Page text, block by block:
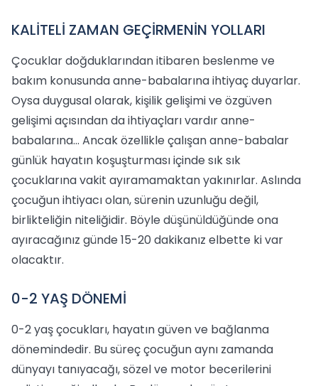
KALİTELİ ZAMAN GEÇİRMENİN YOLLARI
Çocuklar doğduklarından itibaren beslenme ve
bakım konusunda anne-babalarına ihtiyaç duyarlar.
Oysa duygusal olarak, kişilik gelişimi ve özgüven
gelişimi açısından da ihtiyaçları vardır anne-
babalarına... Ancak özellikle çalışan anne-babalar
günlük hayatın koşuşturması içinde sık sık
çocuklarına vakit ayıramamaktan yakınırlar. Aslında
çocuğun ihtiyacı olan, sürenin uzunluğu değil,
birlikteliğin niteliğidir. Böyle düşünüldüğünde ona
ayıracağınız günde 15-20 dakikanız elbette ki var
olacaktır.
0-2 YAŞ DÖNEMİ
0-2 yaş çocukları, hayatın güven ve bağlanma
dönemindedir. Bu süreç çocuğun aynı zamanda
dünyayı tanıyacağı, sözel ve motor becerilerini